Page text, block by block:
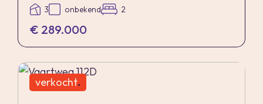
3 onbekend 2
€ 289.000
verkocht.